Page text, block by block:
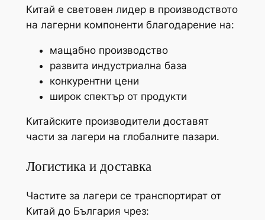
Китай е световен лидер в производството
на лагерни компоненти благодарение на:
мащабно производство
развита индустриална база
конкурентни цени
широк спектър от продукти
Китайските производители доставят
части за лагери на глобалните пазари.
Логистика и доставка
Частите за лагери се транспортират от
Китай до България чрез: